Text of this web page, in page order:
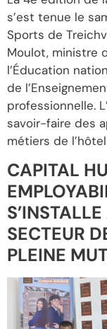
s’est tenue le
Sports de
Moulot, ministre
l’Éducation
de
professionnelle.
savoir-faire des
métiers de
CAPITAL
SECTEUR
PLEINE